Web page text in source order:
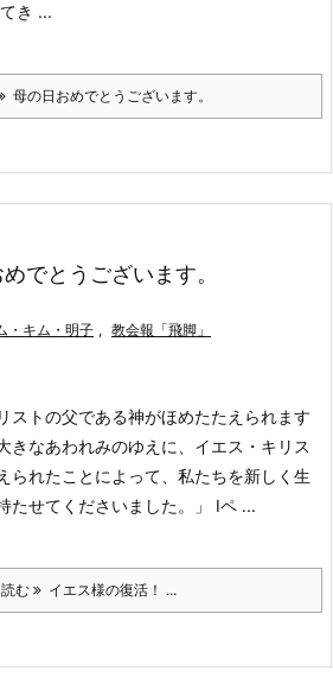
き ...
母の日おめでとうございます。
でとうございます。
・キム・明子 , 教会報「飛脚」
ストの父である神がほめたたえられます
きなあわれみのゆえに、イエス・キリス
られたことによって、私たちを新しく生
たせてくださいました。」 Ⅰペ ...
む イエス様の復活！ ...